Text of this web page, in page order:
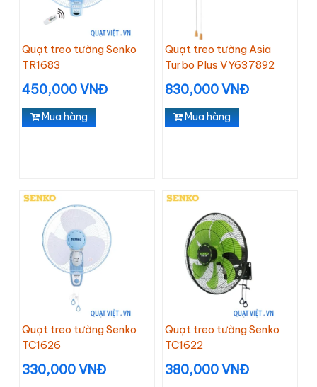
Quạt treo tường Senko
TR1683
450,000 VNĐ
Mua hàng
Quạt treo tường Asia
Turbo Plus VY637892
830,000 VNĐ
Mua hàng
Quạt treo tường Senko
TC1626
330,000 VNĐ
Quạt treo tường Senko
TC1622
380,000 VNĐ